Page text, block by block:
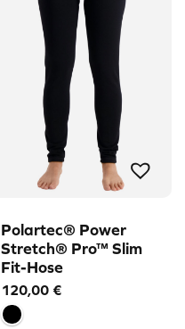
Polartec® Power
Stretch® Pro™ Slim
Fit-Hose
120,00 €